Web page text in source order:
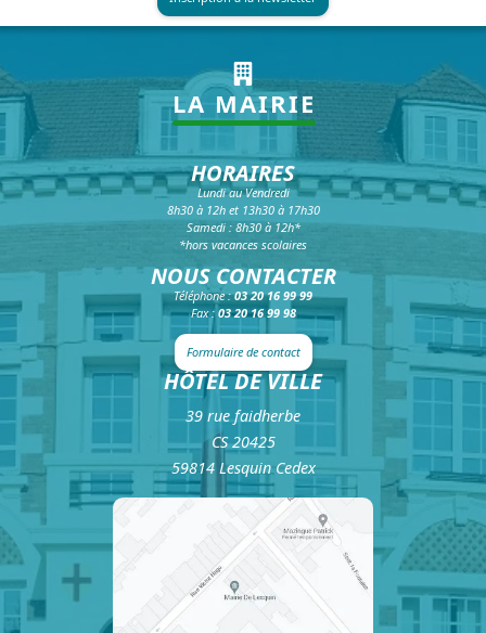
LA MAIRIE
HORAIRES
Lundi au Vendredi
8h30 à 12h et 13h30 à 17h30
Samedi : 8h30 à 12h*
*hors vacances scolaires
NOUS CONTACTER
Téléphone :03 20 16 99 99
Fax : 03 20 16 99 98
Formulaire de contact
HÔTEL DE VILLE
39 rue faidherbe
CS 20425
59814 Lesquin Cedex